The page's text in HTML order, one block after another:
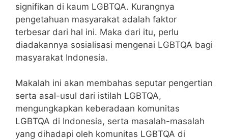
signifikan di kaum LGBTQA. Kurangnya
pengetahuan masyarakat adalah faktor
terbesar dari hal ini. Maka dari itu, perlu
diadakannya sosialisasi mengenai LGBTQA bagi
masyarakat Indonesia.
Makalah ini akan membahas seputar pengertian
serta asal-usul dari istilah LGBTQA,
mengungkapkan keberadaan komunitas
LGBTQA di Indonesia, serta masalah-masalah
yang dihadapi oleh komunitas LGBTQA di